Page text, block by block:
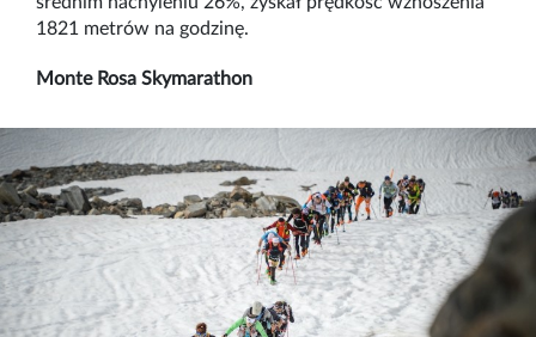
1821 metrów na godzinę.
Monte Rosa Skymarathon